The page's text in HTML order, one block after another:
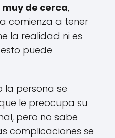
de cerca,
comienza a tener
la realidad ni es
puede
la persona se
le preocupa su
pero no sabe
complicaciones se